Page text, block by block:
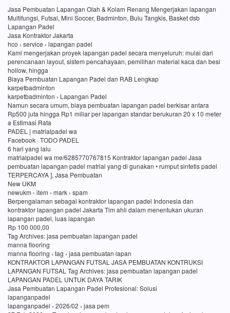
Jasa Pembuatan Lapangan Olah & Kolam Renang Mengerjakan lapangan
Multifungsi, Futsal, Mini Soccer, Badminton, Bulu Tangkis, Basket dsb
Lapangan Padel
Jasa Kontraktor Jakarta
hco › service › lapangan padel
Kami mengerjakan proyek lapangan padel secara menyeluruh: mulai dari
perencanaan layout, sistem pencahayaan, pemilihan material kaca dan besi
hollow, hingga
Biaya Pembuatan Lapangan Padel dan RAB Lengkap
karpetbadminton
karpetbadminton › Lapangan Padel
Namun secara umum, biaya pembuatan lapangan padel berkisar antara
Rp500 juta hingga Rp1 miliar per lapangan standar berukuran 20 x 10 meter
a Estimasi Rata
PADEL | matrialpadel wa
Facebook · TODO PADEL
6 hari yang lalu
matrialpadel wa me/6285770767815 Kontraktor lapangan padel Jasa
pembuatan lapangan padel matrial yang di gunakan • rumput sintetis padel
TERPERCAYA ], Jasa Pembuatan
New UKM
newukm › item › mark › spam
Berpengalaman sebagai kontraktor lapangan padel Indonesia dan
kontraktor lapangan padel Jakarta Tim ahli dalam menentukan ukuran
lapangan padel, luas lapangan
Rp 100 000,00
Tag Archives: jasa pembuatan lapangan padel
manna flooring
manna flooring › tag › jasa pembuatan lapan
KONTRAKTOR LAPANGAN FUTSAL JASA PEMBUATAN KONTRUKSI
LAPANGAN FUTSAL Tag Archives: jasa pembuatan lapangan padel
LAPANGAN PADEL UNTUK DAYA TARIK
Jasa Pembuatan Lapangan Padel Profesional: Solusi
lapanganpadel
lapanganpadel › 2026/02 › jasa pem